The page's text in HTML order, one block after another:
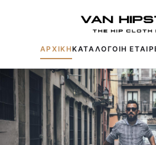
ΑΡΧΙΚΗΚΑΤΑΛΟΓΟΙΗ
Δημοφιλείς αναζητήσεις: